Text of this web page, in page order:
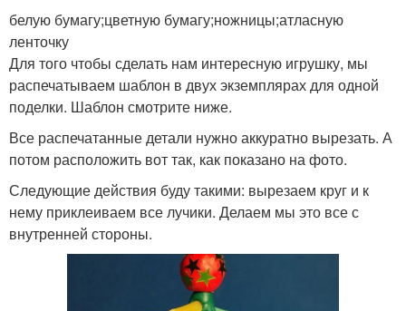
белую бумагу;цветную бумагу;ножницы;атласную
ленточку
Для того чтобы сделать нам интересную игрушку, мы
распечатываем шаблон в двух экземплярах для одной
поделки. Шаблон смотрите ниже.
Все распечатанные детали нужно аккуратно вырезать. А
потом расположить вот так, как показано на фото.
Следующие действия буду такими: вырезаем круг и к
нему приклеиваем все лучики. Делаем мы это все с
внутренней стороны.